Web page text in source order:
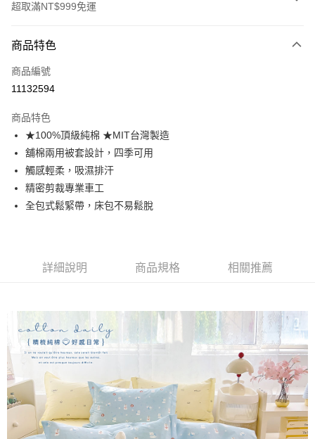
超取滿NT$999免運
信用卡一次付款
信用卡分期付款
合作金庫商業銀行
華南商業銀行
上海商業儲蓄銀行
國泰世華商業銀行
臺灣中小企業銀行
匯豐（台灣）商業銀行
聯邦商業銀行
台灣樂天信用卡公司
超商取貨付款
LINE Pay
Apple Pay
悠遊付
1.本服務由台灣大哥大提供，台灣大哥大用戶可立即使用無須另外申請。
2.付款方式選擇「大哥付你分期」，訂單成立後會自動跳轉到大哥付的交易
流程，驗證手機門號後，選擇欲分期的期數、繳款截止日，確認付款後即完
3.實際核准額度、可分期數及費用金額請依後續交易確認頁面所載為準。
4.訂單成立30分鐘內，如未前往確認交易或遇審核未通過，訂單將自動取
消。如遇「轉專審核」未通過狀況，表示未達大哥付你分期系統評分，恕無
法說明評估內容。
【繳款方式說明】
AFTEE先享後付
相關說明
【關於「AFTEE先享後付」】
AFTEE先享後付是「在收到商品之後才付款」的支付方式。 讓您購物簡單
便利好安心！
１．簡單：不需註冊會員、不需綁卡、不需儲值。
２．便利：只要手機號碼，簡訊認證，即可結帳。
３．安心：先確認商品／服務後，再付款。
Hami Point
相關說明
「Hami Point」為中華電信所提供之點數服務，可於會員專區綁定中華電信
會員帳號後，即可在購物車使用 Hami Point 折抵消費金額 (1點等於1元)。
ATM付款
商品特色
商品編號
11132594
商品特色
★100%頂級純棉 ★MIT台灣製造
舖棉兩用被套設計，四季可用
觸感輕柔，吸濕排汗
精密剪裁專業車工
全包式鬆緊帶，床包不易鬆脫
詳細說明 商品規格 相關推薦